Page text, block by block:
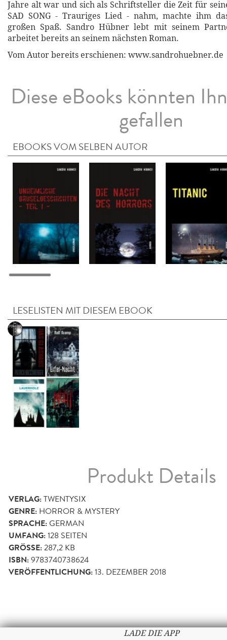
Jahre alt war und sich als Schriftsteller die Zeit für
SAD SONG - Trauriges Lied - nahm, machte ihm
großen Spaß. Sandro Hübner lebt mit seinem
arbeitet bereits an seinem nächsten Roman.
Vom Autor bereits erschienen: www.sandrohuebner.de
Diese eBooks könnten
gefallen
EBOOKS VOM SELBEN AUTOR
LESELISTEN MIT DIESEM EBOOK
Produkt Details
VERLAG:TWENTYSIX
GENRE: HORROR & MYSTERY
SPRACHE:GERMAN
UMFANG:128 SEITEN
GRÖSSE: 287,2 KB
ISBN:9783740738624
VERÖFFENTLICHUNG:13. DEZEMBER 2018
LADE DIE APP